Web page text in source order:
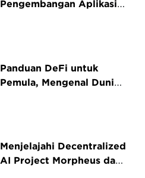
Pengembangan Aplikasi
Panduan DeFi untuk
Pemula, Mengenal Dunia
Menjelajahi Decentralized
AI Project Morpheus dan